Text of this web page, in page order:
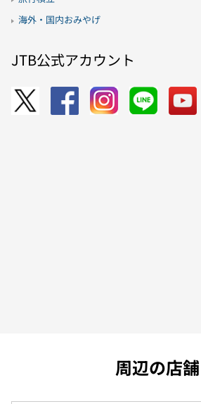
海外・国内おみやげ
JTB公式アカウント
周辺の店舗